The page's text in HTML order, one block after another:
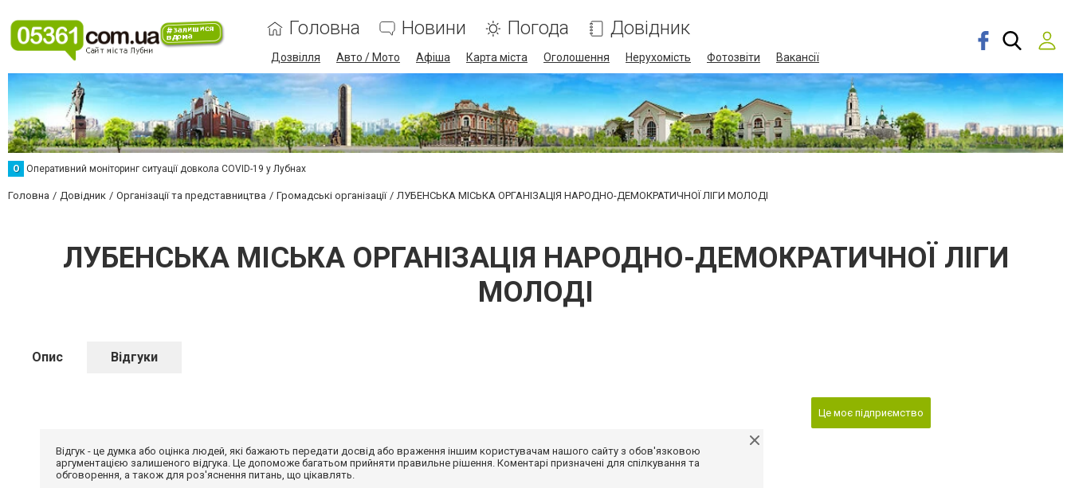
Головна Новини Погода Довідник
Дозвілля Авто / Мото Афіша Карта міста Оголошення Нерухомість Фотозвіти Вакансії
О Оперативний моніторинг ситуації довкола COVID-19 у Лубнах
Головна Довідник Організації та представництва Громадські організації ЛУБЕНСЬКА МІСЬКА ОРГАНІЗАЦІЯ НАРОДНО-ДЕМОКРАТИЧНОЇ ЛІГИ МОЛОДІ
ЛУБЕНСЬКА МІСЬКА ОРГАНІЗАЦІЯ НАРОДНО-ДЕМОКРАТИЧНОЇ ЛІГИ
МОЛОДІ
Опис Відгуки
Відгук - це думка або оцінка людей, які бажають передати досвід або враження іншим користувачам нашого сайту з обов'язковою
аргументацією залишеного відгука. Це допоможе багатьом прийняти правильне рішення. Коментарі призначені для спілкування та
обговорення, а також для роз'яснення питань, що цікавлять.
Це моє підприємство